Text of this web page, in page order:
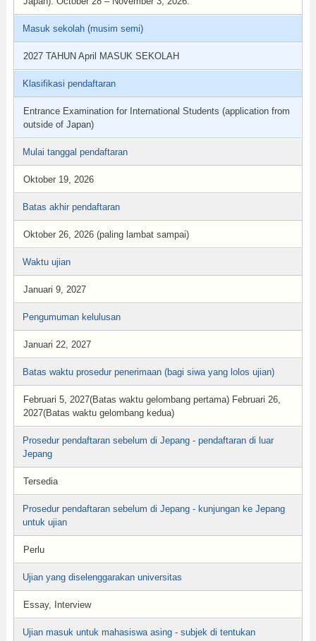
Masuk sekolah (musim semi)
2027 TAHUN April MASUK SEKOLAH
Klasifikasi pendaftaran
Entrance Examination for International Students (application from
outside of Japan)
Mulai tanggal pendaftaran
Oktober 19, 2026
Batas akhir pendaftaran
Oktober 26, 2026 (paling lambat sampai)
Waktu ujian
Januari 9, 2027
Pengumuman kelulusan
Januari 22, 2027
Batas waktu prosedur penerimaan (bagi siwa yang lolos ujian)
Februari 5, 2027(Batas waktu gelombang pertama) Februari 26,
2027(Batas waktu gelombang kedua)
Prosedur pendaftaran sebelum di Jepang - pendaftaran di luar
Jepang
Tersedia
Prosedur pendaftaran sebelum di Jepang - kunjungan ke Jepang
untuk ujian
Perlu
Ujian yang diselenggarakan universitas
Essay, Interview
Ujian masuk untuk mahasiswa asing - subjek di tentukan